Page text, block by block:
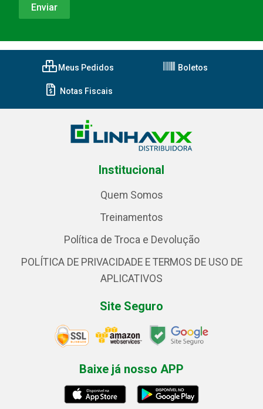
Meus Pedidos Boletos
Notas Fiscais
Institucional
Quem Somos
Treinamentos
Política de Troca e Devolução
POLÍTICA DE PRIVACIDADE E TERMOS DE USO DE
APLICATIVOS
Site Seguro
Baixe já nosso APP